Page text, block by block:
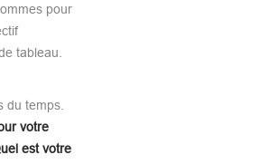
pour
tableau.
du temps.
votre
est votre